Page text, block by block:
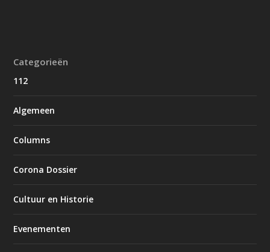
Categorieën
112
Algemeen
Columns
Corona Dossier
Cultuur en Historie
Evenementen